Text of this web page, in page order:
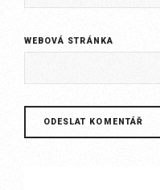
WEBOVÁ STRÁNKA